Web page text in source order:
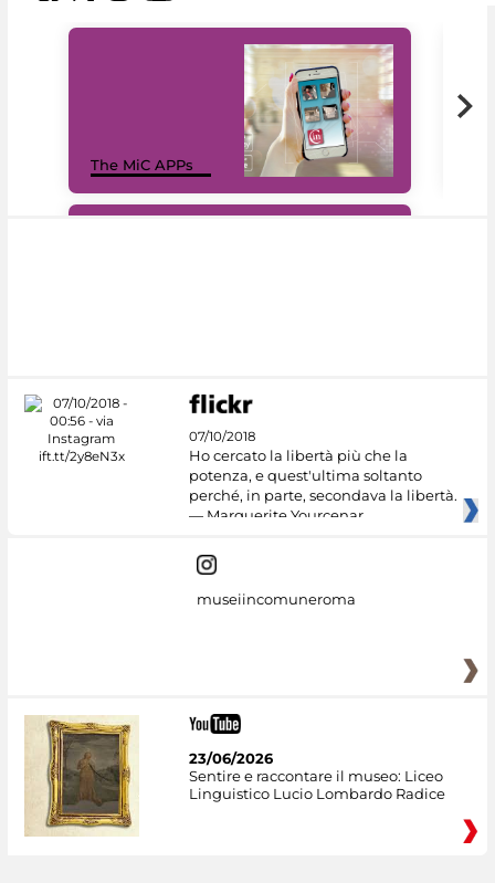
The MiC APPs
07/10/2018
Ho cercato la libertà più che la
potenza, e quest'ultima soltanto
perché, in parte, secondava la libertà.
— Marguerite Yourcenar
museiincomuneroma
23/06/2026
Sentire e raccontare il museo: Liceo
Linguistico Lucio Lombardo Radice